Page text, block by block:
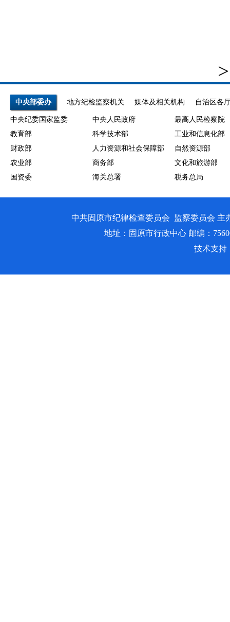
中央部委办 地方纪检监察机关 媒体及相关机构 自治区各
中央纪委国家监委 中央人民政府
最高人民检察院
教育部
科学技术部
工业和信息化部
财政部
人力资源和社会保障部
自然资源部
农业部
商务部
文化和旅游部
国资委
海关总署 税务总局
中共固原市纪律检查委员会 监察委员会
地址：固原市行政中心 邮编：
技术支持